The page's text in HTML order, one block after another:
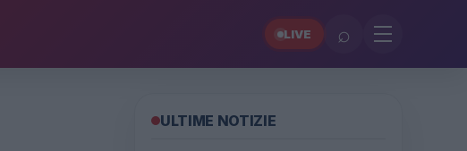
LIVE ⌕
ULTIME NOTIZIE